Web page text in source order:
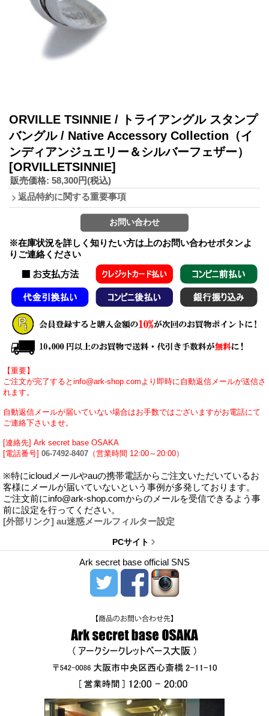
ORVILLE TSINNIE / トライアングル スタンプ
バングル / Native Accessory Collection（イ
ンディアンジュエリー＆シルバーフェザー）
[ORVILLETSINNIE]
販売価格: 58,300円(税込)
返品特約に関する重要事項
※在庫状況を詳しく知りたい方は上のお問い合わせボタンよ
りご連絡ください
【重要】
ご注文が完了するとinfo@ark-shop.comより即時に自動返信メールが送信さ
れます。
自動返信メールが届いていない場合はお手数ではございますがお電話にて
ご連絡下さいませ。
[連絡先] Ark secret base OSAKA
[電話番号] 06-7492-8407 （営業時間 12:00～20:00）
※特にicloudメールやauの携帯電話からご注文いただいているお
客様にメールが届いていないという事例が多発しております。
ご注文前にinfo@ark-shop.comからのメールを受信できるよう事
前に設定を行ってください。
[外部リンク] au迷惑メールフィルター設定
PCサイト
Ark secret base official SNS